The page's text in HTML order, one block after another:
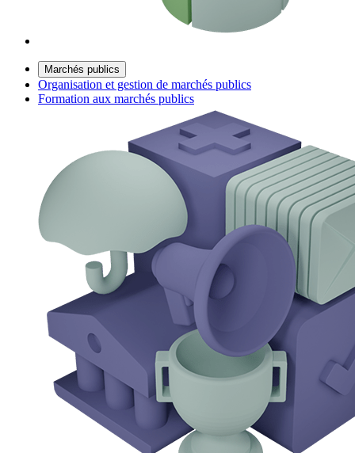
Marchés publics
Organisation et gestion de marchés publics
Formation aux marchés publics